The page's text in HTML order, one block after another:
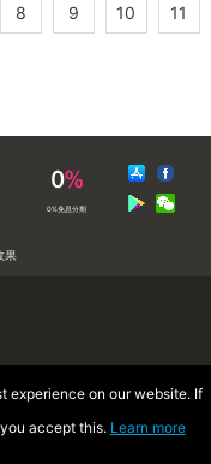
8 9 10 11
0%免息分期
果
experience on our website. If
accept this. Learn more